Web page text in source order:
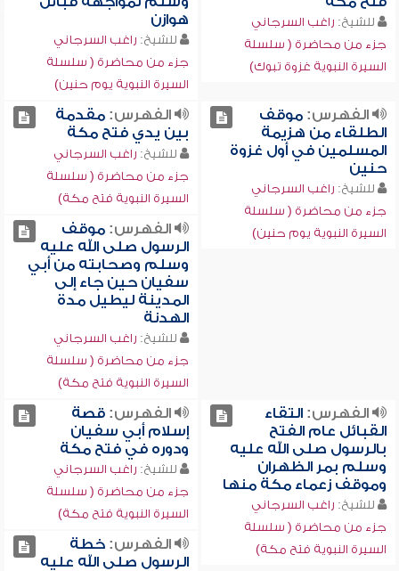
للشيخ: راغب السرجاني
جزء من محاضرة ( سلسلة
السيرة النبوية غزوة تبوك)
هوازن
للشيخ: راغب السرجاني
جزء من محاضرة ( سلسلة
السيرة النبوية يوم حنين)
الفهرس:موقف
الطلقاء من هزيمة
المسلمين في أول غزوة
حنين
للشيخ: راغب السرجاني
جزء من محاضرة ( سلسلة
السيرة النبوية يوم حنين)
الفهرس:مقدمة
بين يدي فتح مكة
للشيخ: راغب السرجاني
جزء من محاضرة ( سلسلة
السيرة النبوية فتح مكة)
الفهرس:موقف
الرسول صلى الله عليه
وسلم وصحابته من أبي
سفيان حين جاء إلى
المدينة ليطيل مدة
الهدنة
للشيخ: راغب السرجاني
جزء من محاضرة ( سلسلة
السيرة النبوية فتح مكة)
الفهرس:التقاء
القبائل عام الفتح
بالرسول صلى الله عليه
وسلم بمر الظهران
وموقف زعماء مكة منها
للشيخ: راغب السرجاني
جزء من محاضرة ( سلسلة
السيرة النبوية فتح مكة)
الفهرس:قصة
إسلام أبي سفيان
ودوره في فتح مكة
للشيخ: راغب السرجاني
جزء من محاضرة ( سلسلة
السيرة النبوية فتح مكة)
الفهرس:خطة
الرسول صلى الله عليه